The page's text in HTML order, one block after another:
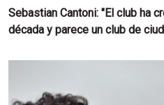
Sebastian Cantoni: "El club ha
década y parece un club de